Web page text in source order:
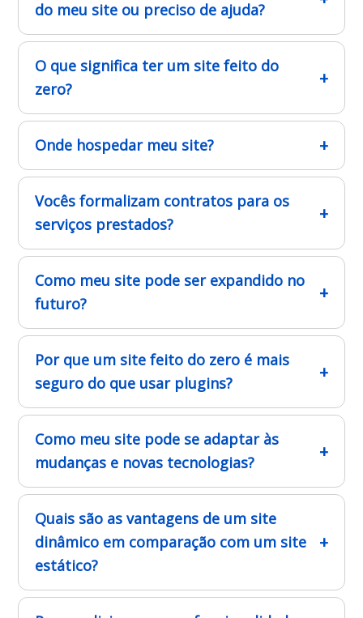
do meu site ou preciso de ajuda?
O que significa ter um site feito do
zero?
Onde hospedar meu site?
Vocês formalizam contratos para os
serviços prestados?
Como meu site pode ser expandido no
futuro?
Por que um site feito do zero é mais
seguro do que usar plugins?
Como meu site pode se adaptar às
mudanças e novas tecnologias?
Quais são as vantagens de um site
dinâmico em comparação com um site
estático?